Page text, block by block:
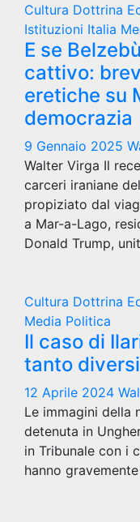
Cultura Dottrina
Istituzioni Italia
E se
cattivo:
eretiche su
democrazia
9 Gennaio 2025
Walter Virga Il
carceri iraniane
propiziato dal
a Mar-a-Lago,
Donald Trump,
Cultura Dottrina
Media Politica
Il caso di
tanto
12 Aprile 2024
Le immagini della
detenuta in
in Tribunale con i
hanno